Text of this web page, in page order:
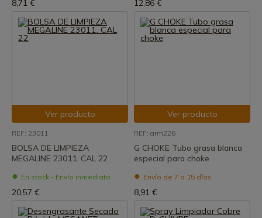
8,71 € 12,86 €
Ver producto
REF: 23011
BOLSA DE LIMPIEZA
MEGALINE 23011. CAL 22
En stock - Envío inmediato
20,57 €
Ver producto
REF: arm226
G CHOKE Tubo grasa blanca
especial para choke
Envío de 7 a 15 días
8,91 €